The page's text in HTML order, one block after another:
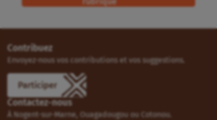
Contribuez
Envoyez-nous vos contributions et vos suggestions.
Participer
Contactez-nous
À Nogent-sur-Marne, Ouagadougou ou Cotonou.